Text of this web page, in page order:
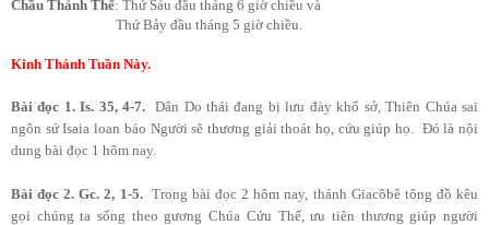
Chầu Thánh Thể: Thứ Sáu đầu tháng 6 giờ chiều và
Thứ Bảy đầu tháng 5 giờ chiều.
Kinh Thánh Tuần Này.
Bài đọc 1. Is. 35, 4-7. Dân Do thái đang bị lưu đày khổ sở, Thiên Chúa sai
ngôn sứ Isaia loan báo Người sẽ thương giải thoát họ, cứu giúp họ. Đó là nội
dung bài đọc 1 hôm nay.
Bài đọc 2. Gc. 2, 1-5.Trong bài đọc 2 hôm nay, thánh Giacôbê tông đồ kêu
gọi chúng ta sống theo gương Chúa Cứu Thế, ưu tiên thương giúp người